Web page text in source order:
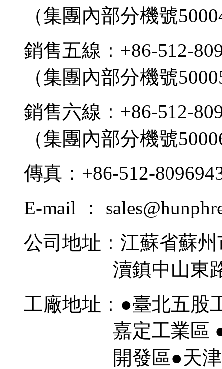
（集團內部分機號
銷售五線：+86-512-
（集團內部分機號
銷售六線：+86-512-
（集團內部分機號
傳真：+86-512-
E-mail ：
公司地址：江蘇省蘇
瀆鎮中山東路
工廠地址：●臺北五股
嘉定工業區 ●
開發區●天津濱